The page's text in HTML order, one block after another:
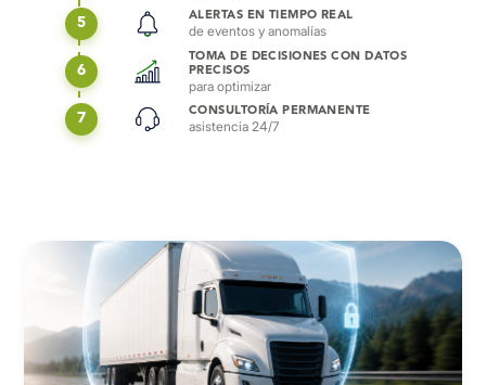
5 ALERTAS EN TIEMPO REAL
de eventos y anomalías
6
TOMA DE DECISIONES CON DATOS
PRECISOS
para optimizar
7 CONSULTORÍA PERMANENTE
asistencia 24/7